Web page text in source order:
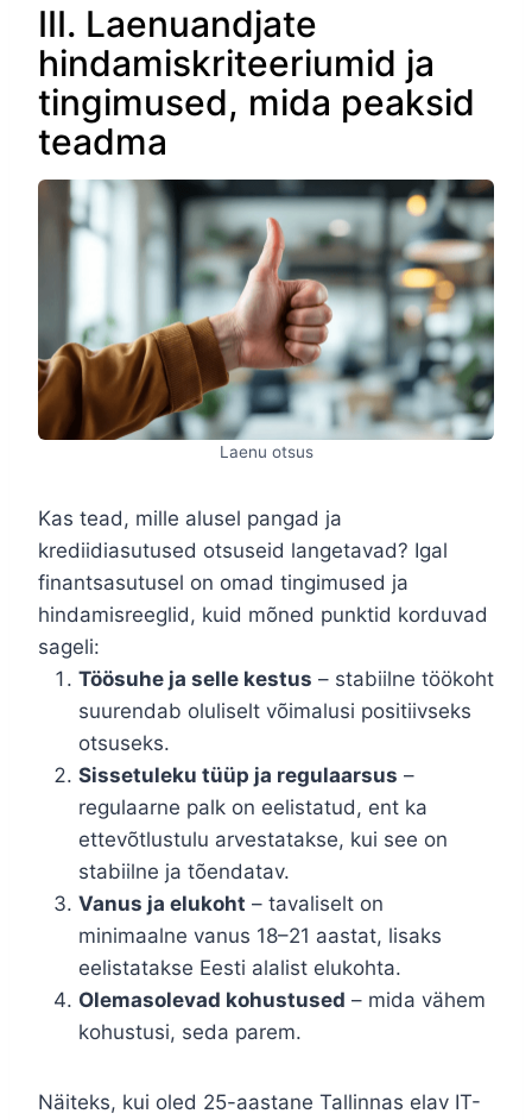
III. Laenuandjate
hindamiskriteeriumid ja
tingimused, mida peaksid
teadma
Laenu otsus
Kas tead, mille alusel pangad ja
krediidiasutused otsuseid langetavad? Igal
finantsasutusel on omad tingimused ja
hindamisreeglid, kuid mõned punktid korduvad
sageli:
Töösuhe ja selle kestus – stabiilne töökoht
suurendab oluliselt võimalusi positiivseks
otsuseks.
Sissetuleku tüüp ja regulaarsus –
regulaarne palk on eelistatud, ent ka
ettevõtlustulu arvestatakse, kui see on
stabiilne ja tõendatav.
Vanus ja elukoht – tavaliselt on
minimaalne vanus 18–21 aastat, lisaks
eelistatakse Eesti alalist elukohta.
Olemasolevad kohustused – mida vähem
kohustusi, seda parem.
Näiteks, kui oled 25-aastane Tallinnas elav IT-